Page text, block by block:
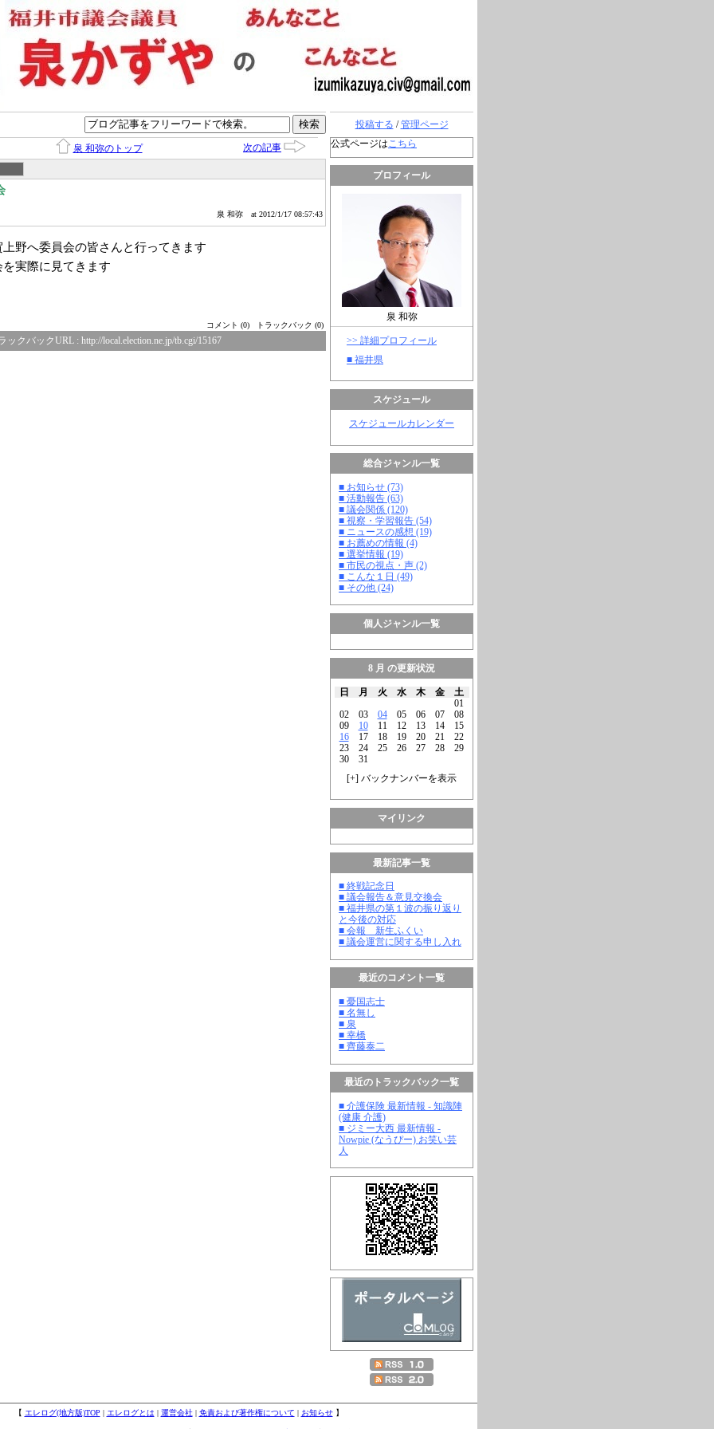
投稿する /管理ページ
公式ページはこちら
プロフィール
泉 和弥
>> 詳細プロフィール
■ 福井県
スケジュール
スケジュールカレンダー
総合ジャンル一覧
■ お知らせ (73)
■ 活動報告 (63)
■ 議会関係 (120)
■ 視察・学習報告 (54)
■ ニュースの感想 (19)
■ お薦めの情報 (4)
■ 選挙情報 (19)
■ 市民の視点・声 (2)
■ こんな１日 (49)
■ その他 (24)
個人ジャンル一覧
8 月 の更新状況
日 月 火 水 木 金
土
01
02
03 04 05 06 07
08
09
10 11 12 13 14
15
16
17 18 19 20 21
22
23
24 25 26 27 28
29
30
31
[+] バックナンバーを表示
マイリンク
最新記事一覧
■ 終戦記念日
■ 議会報告＆意見交換会
■ 福井県の第１波の振り返り
と今後の対応
■ 会報 新生ふくい
■ 議会運営に関する申し入れ
最近のコメント一覧
■ 憂国志士
■ 名無し
■ 泉
■ 幸橋
■ 齊藤泰二
最近のトラックバック一覧
■ 介護保険 最新情報 - 知識陣
(健康 介護)
■ ジミー大西 最新情報 -
Nowpie (なうぴー) お笑い芸
人
泉 和弥のトップ
次の記事
泉 和弥 at 2012/1/17 08:57:43
野へ委員会の皆さんと行ってきます
実際に見てきます
コメント (0) トラックバック (0)
ックバックURL : http://local.election.ne.jp/tb.cgi/15167
【 エレログ(地方版)TOP | エレログとは | 運営会社| 免責および著作権について | お知らせ】